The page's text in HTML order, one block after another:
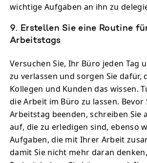
wichtige Aufgaben an ihn zu
9. Erstellen Sie eine Routine
Arbeitstags
Versuchen Sie, Ihr Büro jeden Tag
zu verlassen und sorgen Sie dafür,
Kollegen und Kunden das wissen.
die Arbeit im Büro zu lassen. Bevor
Arbeitstag beenden, schreiben Sie
auf, die zu erledigen sind, ebenso
Aufgaben, die mit Ihrer Arbeit
damit Sie nicht mehr daran